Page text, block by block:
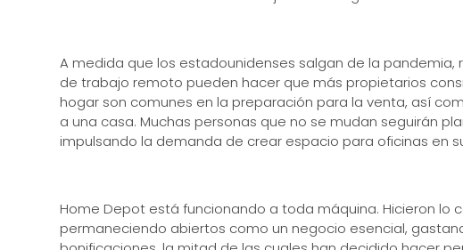
A medida que los estadounidenses salgan de la
de trabajo remoto pueden hacer que más propietarios
hogar son comunes en la preparación para la venta, así
a una casa. Muchas personas que no se mudan seguirán
impulsando la demanda de crear espacio para oficinas en
Home Depot está funcionando a toda máquina. Hicieron
permaneciendo abiertos como un negocio esencial,